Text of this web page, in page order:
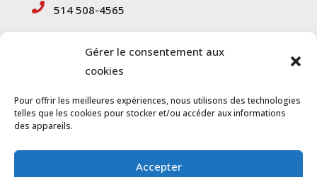
Gérer le consentement aux
cookies
Pour offrir les meilleures expériences, nous utilisons des technologies
telles que les cookies pour stocker et/ou accéder aux informations
des appareils.
Accepter
514 508-4565
Informations
complémentaires
Politique de confidentialité
Conditions générales d’utlisation